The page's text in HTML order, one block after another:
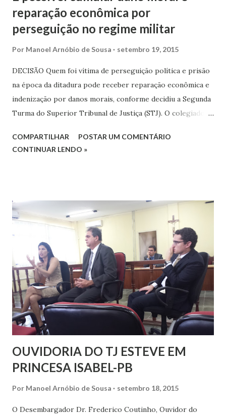
compulsiva, ajuizou ação de anulação de título de crédito
contra a casa de jogos e alegou incapacidade civil, além de
reparação econômica por
perseguição no regime militar
Por Manoel Arnóbio de Sousa setembro 19, 2015
DECISÃO Quem foi vítima de perseguição política e prisão
na época da ditadura pode receber reparação econômica e
indenização por danos morais, conforme decidiu a Segunda
Turma do Superior Tribunal de Justiça (STJ). O colegiado
seria proibida. O relator do recurso, ministro Humberto
reparação econômica em parcela única com reparação
econômica em prestação continuada. Proíbe também
pagamentos, benefícios ou indenizações com o mesmo
fundamento, facultada ao anistiado político, nessa hipótese,
a escolha da opção mais favorável.
COMPARTILHAR
POSTAR UM COMENTÁRIO
CONTINUAR LENDO »
OUVIDORIA DO TJ ESTEVE EM
PRINCESA ISABEL-PB
Por Manoel Arnóbio de Sousa setembro 18, 2015
O Desembargador Dr. Frederico Coutinho, Ouvidor do